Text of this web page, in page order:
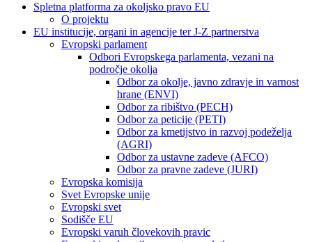
Spletna platforma za okoljsko pravo EU
O projektu
EU institucije, organi in agencije ter J-Z partnerstva
Evropski parlament
Odbori Evropskega parlamenta, vezani na
področje okolja
Odbor za okolje, javno zdravje in varnost
hrane (ENVI)
Odbor za ribištvo (PECH)
Odbor za peticije (PETI)
Odbor za kmetijstvo in razvoj podeželja
(AGRI)
Odbor za ustavne zadeve (AFCO)
Odbor za pravne zadeve (JURI)
Evropska komisija
Svet Evropske unije
Evropski svet
Sodišče EU
Evropski varuh človekovih pravic